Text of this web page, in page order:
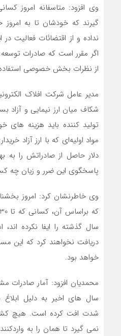
وی افزود: متاسفانه امروز
گیرند که خودشان تا به
نداده و از اقتضائات فعالیت
اگر مقرر است که صادرات توسعه
از نظرات بخش خصوصی
مدیر عامل شرکت افلاک
شکاف میان ارز نیمایی و آزاد
تولید کننده باید هزینه های
مواد اولیه‌ای که با ارز آزاد
دلار حاصل از صادراتش را به
پاسخگوی این ضرر و زیان چه
وی خاطرنشان کرد: امروز
سال گذشته را ایفا نکرده اند،
دریافت نخواهند کرد که این
خواهد بود.
محمدیان افزود: آمار
سال های اخیر به دلیل
شدت افت کرده است. هیچ
نمی گیرد تا همان را به